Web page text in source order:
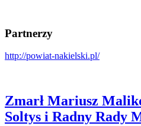
Partnerzy
http://powiat-nakielski.pl/
Zmarł Mariusz
Soltys i Radny Rady